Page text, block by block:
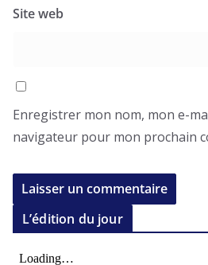
Site web
Enregistrer mon nom, mon e-
navigateur pour mon prochain
L’édition du jour